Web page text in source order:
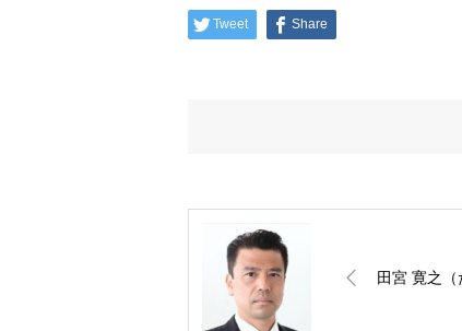
Tweet Share
田宮 寛之（